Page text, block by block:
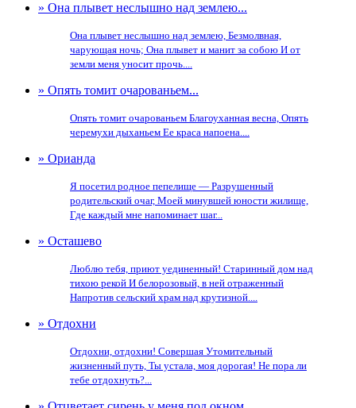
» Она плывет неслышно над землею...
Она плывет неслышно над землею, Безмолвная,
чарующая ночь; Она плывет и манит за собою И от
земли меня уносит прочь....
» Опять томит очарованьем...
Опять томит очарованьем Благоуханная весна, Опять
черемухи дыханьем Ее краса напоена....
» Орианда
Я посетил родное пепелище — Разрушенный
родительский очаг, Моей минувшей юности жилище,
Где каждый мне напоминает шаг...
» Осташево
Люблю тебя, приют уединенный! Старинный дом над
тихою рекой И белорозовый, в ней отраженный
Напротив сельский храм над крутизной....
» Отдохни
Отдохни, отдохни! Совершая Утомительный
жизненный путь, Ты устала, моя дорогая! Не пора ли
тебе отдохнуть?...